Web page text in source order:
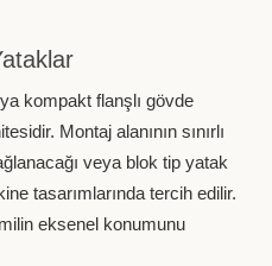
kompakt flanşlı gövde
Montaj alanının sınırlı
veya blok tip yatak
tasarımlarında tercih edilir.
eksenel konumunu